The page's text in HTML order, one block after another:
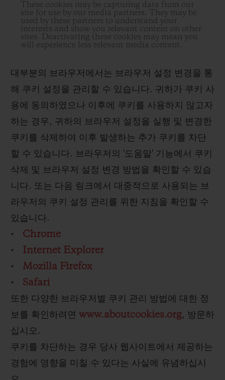
These cookies may be capturing data from our
site for use by our media partners. They may be
used by these partners to understand your
interests and show you relevant content on other
sites. Deactivating these cookies may mean you
will experience less relevant media content.
대부분의 브라우저에서는 브라우저 설정 변경을 통
해 쿠키 설정을 관리할 수 있습니다. 귀하가 쿠키 사
용에 동의하였으나 이후에 쿠키를 사용하지 않고자
하는 경우, 귀하의 브라우저 설정을 실행 및 변경한
쿠키를 삭제하여 이후 발생하는 추가 쿠키를 차단
할 수 있습니다. 브라우저의 '도움말' 기능에서 쿠키
삭제 및 브라우저 설정 변경 방법을 확인할 수 있습
니다. 또는 다음 링크에서 대중적으로 사용되는 브
라우저의 쿠키 설정 관리를 위한 지침을 확인할 수
있습니다.
• Chrome
• Internet Explorer
• Mozilla Firefox
• Safari
또한 다양한 브라우저별 쿠키 관리 방법에 대한 정
보를 확인하려면 www.aboutcookies.org, 방문하
십시오.
쿠키를 차단하는 경우 당사 웹사이트에서 제공하는
경험에 영향을 미칠 수 있다는 사실에 유념하십시